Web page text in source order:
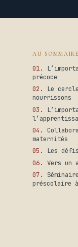
AU SOMMAIRE
précoce
Le
nourrissons
maternités
Les
Vers
préscolaire